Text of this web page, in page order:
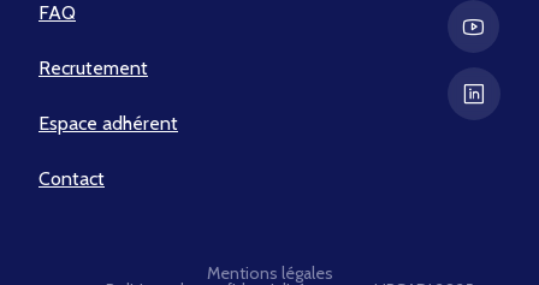
FAQ
Recrutement
Espace adhérent
Contact
Mentions légales